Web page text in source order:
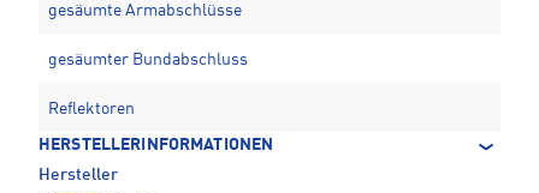
gesäumte Armabschlüsse
gesäumter Bundabschluss
Reflektoren
HERSTELLERINFORMATIONEN
Hersteller